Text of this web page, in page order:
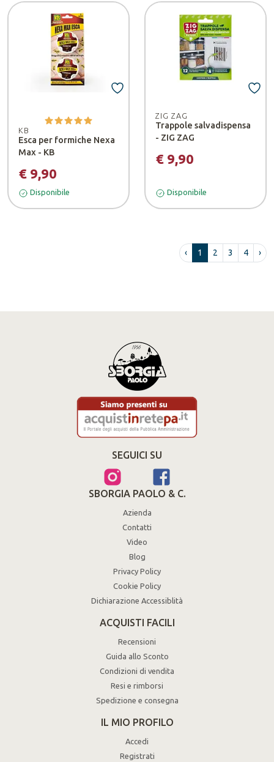
KB
Esca per formiche Nexa
Max - KB
€ 9,90
Disponibile
ZIG ZAG
Trappole salvadispensa
- ZIG ZAG
€ 9,90
Disponibile
‹ 1 2 3 4 ›
SEGUICI SU
SBORGIA PAOLO & C.
Azienda
Contatti
Video
Blog
Privacy Policy
Cookie Policy
Dichiarazione Accessiblità
ACQUISTI FACILI
Recensioni
Guida allo Sconto
Condizioni di vendita
Resi e rimborsi
Spedizione e consegna
IL MIO PROFILO
Accedi
Registrati